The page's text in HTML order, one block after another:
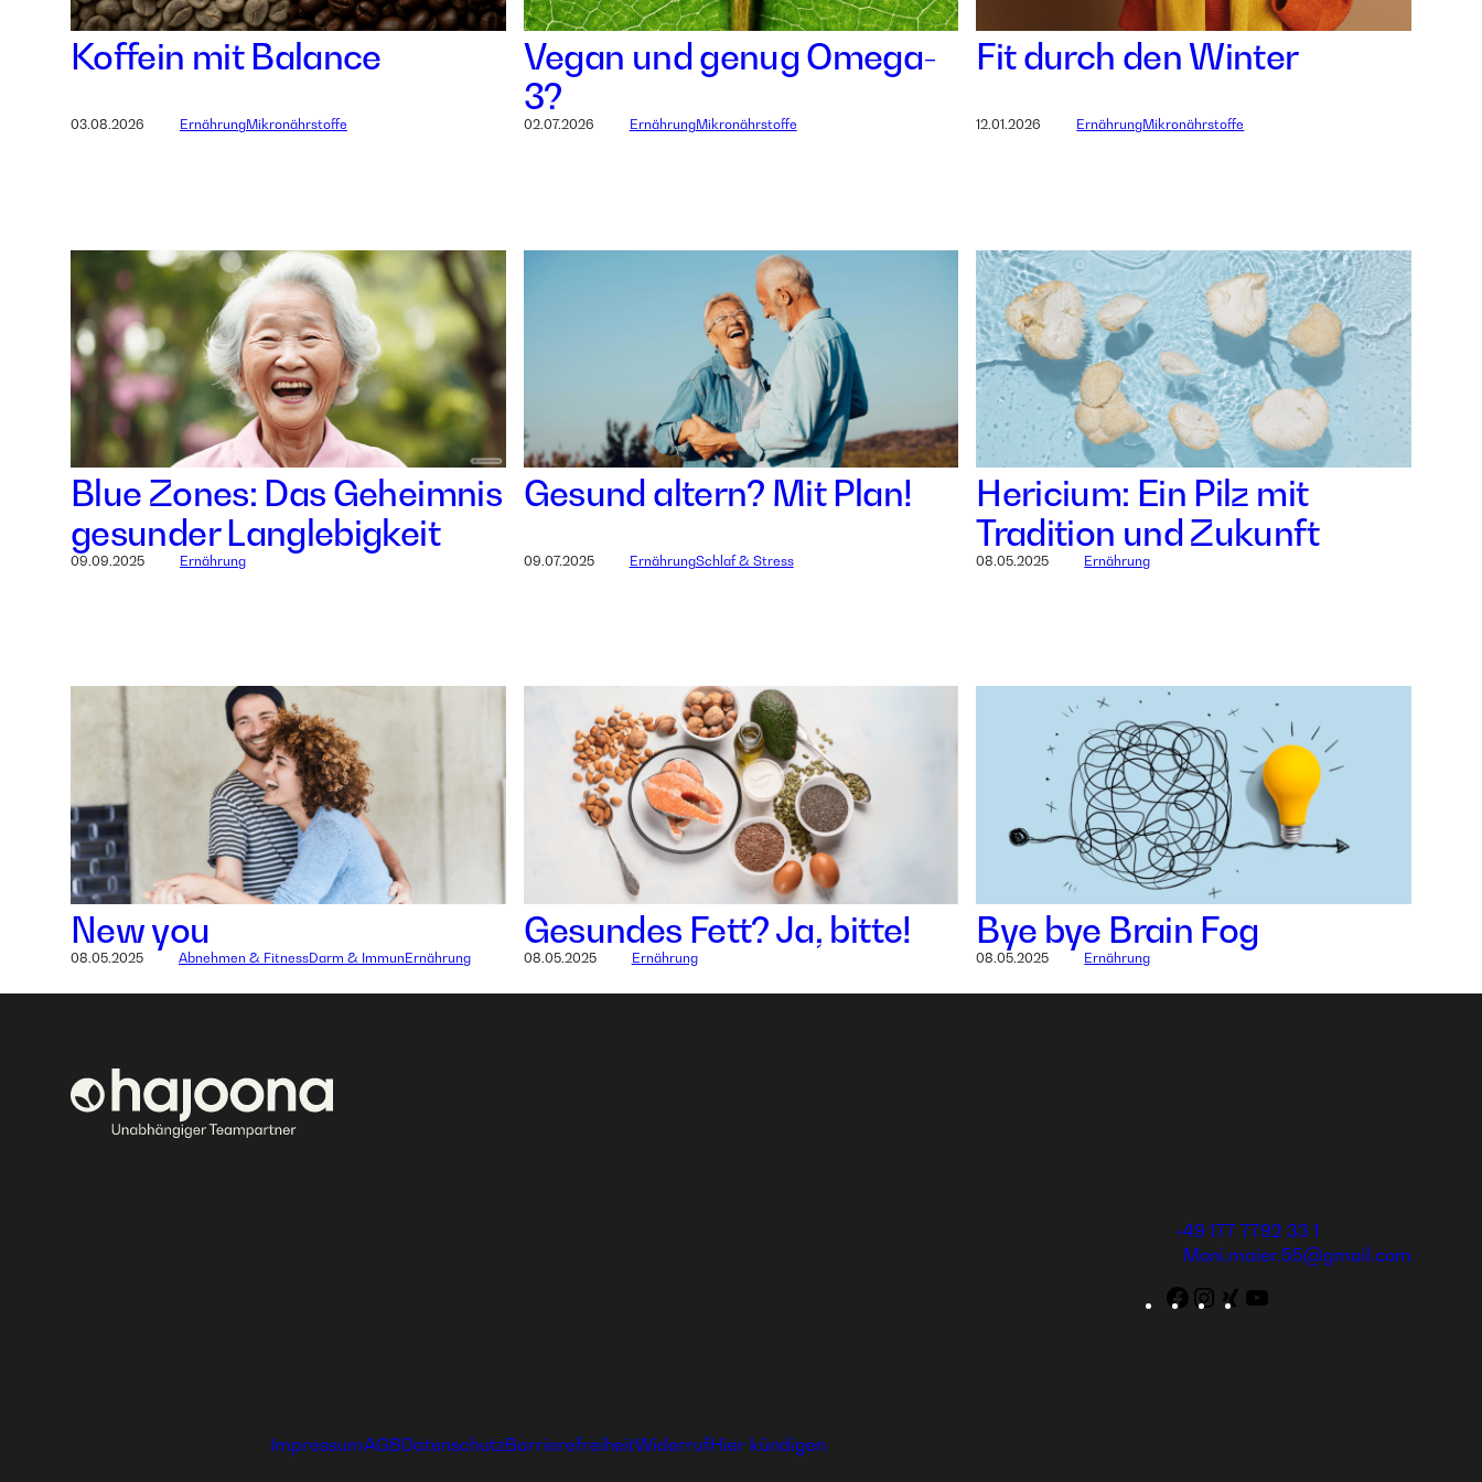
03.08.2026
Koffein mit Balance
ErnährungMikronährstoffe 02.07.2026
Vegan und genug Omega-
3?
ErnährungMikronährstoffe 12.01.2026
Fit durch den Winter
ErnährungMikronährstoffe
09.09.2025
Blue Zones: Das Geheimnis
gesunder Langlebigkeit
Ernährung 09.07.2025
Gesund altern? Mit Plan!
ErnährungSchlaf & Stress 08.05.2025
Hericium: Ein Pilz mit
Tradition und Zukunft
Ernährung
08.05.2025
New you
Abnehmen & FitnessDarm & ImmunErnährung 08.05.2025
Gesundes Fett? Ja, bitte!
Ernährung 08.05.2025
Bye bye Brain Fog
Ernährung
+49 177 7792 33 1
Moni.maier.55@gmail.com
Facebook
Instagram
WordPress
ImpressumAGBDatenschutzBarrierefreiheitWiderrufHier kündigen